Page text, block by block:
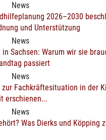
News
2026–2030
und Unterstützung
News
Sachsen: Warum wir sie
passiert
News
zur Fachkräftesituation in der
erschienen...
News
Was Dierks und Köpping